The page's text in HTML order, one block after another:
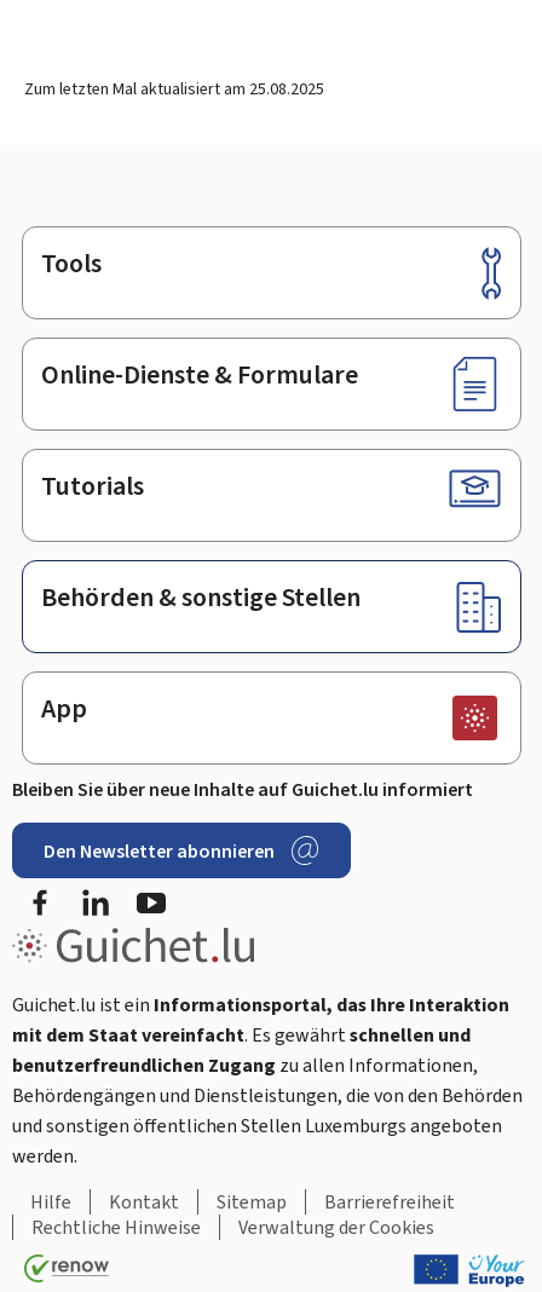
Zum letzten Mal aktualisiert am 25.08.2025
Footer
Tools
Online-Dienste & Formulare
Tutorials
Behörden & sonstige Stellen
App
Bleiben Sie über neue Inhalte auf Guichet.lu informiert
Den Newsletter abonnieren
FacebookLinkedIn
Guichet.lu ist ein Informationsportal, das Ihre Interaktion
mit dem Staat vereinfacht. Es gewährtschnellen und
benutzerfreundlichen Zugang zu allen Informationen,
Behördengängen und Dienstleistungen, die von den Behörden
und sonstigen öffentlichen Stellen Luxemburgs angeboten
werden.
Hilfe
Kontakt Sitemap
Barrierefreiheit
Rechtliche Hinweise
Verwaltung der Cookies